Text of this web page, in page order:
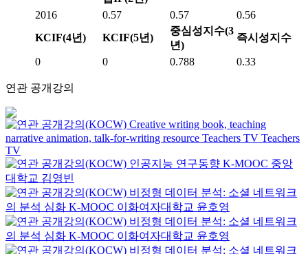
2016 0.57 0.57
0.56
KCIF(4년)
KCIF(5년)
중심성지수(3
년)
즉시성지수
0 0 0.788 0.33
연관 공개강의
Creative writing book, teaching
narrative animation, talk-for-writing resource Teachers TV Teachers
TV
인공지능 연구동향 K-MOOC 중앙
대학교 김영빈
비정형 데이터 분석: 소셜 네트워크
의 분석 심화 K-MOOC 이화여자대학교 윤호영
비정형 데이터 분석: 소셜 네트워크
의 분석 심화 K-MOOC 이화여자대학교 윤호영
비정형 데이터 분석: 소셜 네트워크